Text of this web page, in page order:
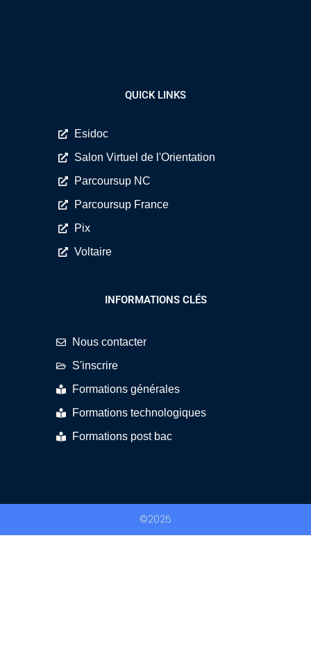
QUICK LINKS
Esidoc
Salon Virtuel de l'Orientation
Parcoursup NC
Parcoursup France
Pix
Voltaire
INFORMATIONS CLÉS
Nous contacter
S'inscrire
Formations générales
Formations technologiques
Formations post bac
©2025